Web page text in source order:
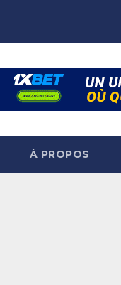
À PROPOS